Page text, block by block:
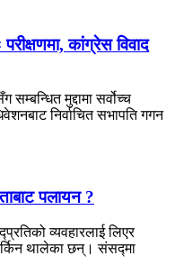
कांग्रेस विवाद
मुद्दामा सर्वोच्च
निर्वाचित सभापति गगन
पलायन ?
व्यवहारलाई लिएर
थालेका छन्। संसद्मा